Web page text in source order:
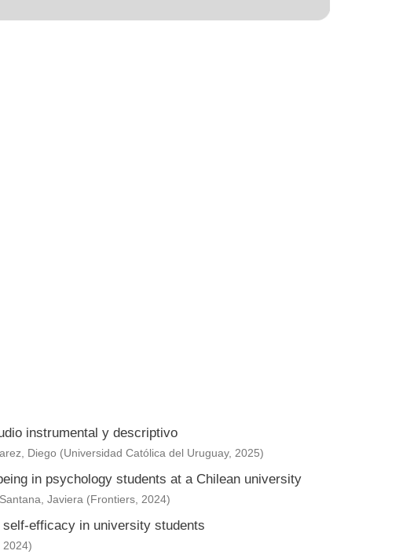
instrumental y descriptivo
Diego (Universidad Católica del Uruguay, 2025)
in psychology students at a Chilean university
Santana, Javiera (Frontiers, 2024)
efficacy in university students
2024)